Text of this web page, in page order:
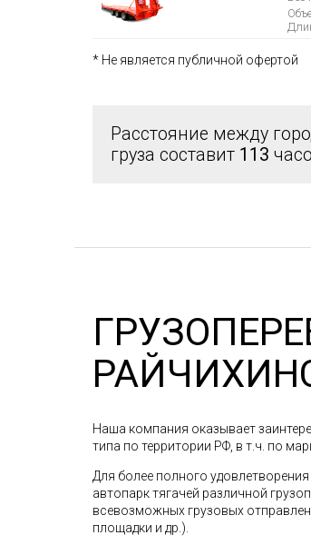
* Не является публичной офертой
Расстояние между
груза составит 113
Наша компания оказывает
типа по территории РФ, в т.ч. по
Для более полного
автопарк тягачей различной
всевозможных грузовых
площадки и др.).